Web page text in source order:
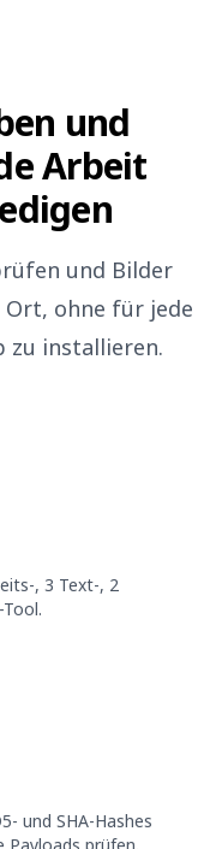
und
Arbeit
und Bilder
Ort, ohne für jede
zu installieren.
, 3 Text-, 2
und SHA-Hashes